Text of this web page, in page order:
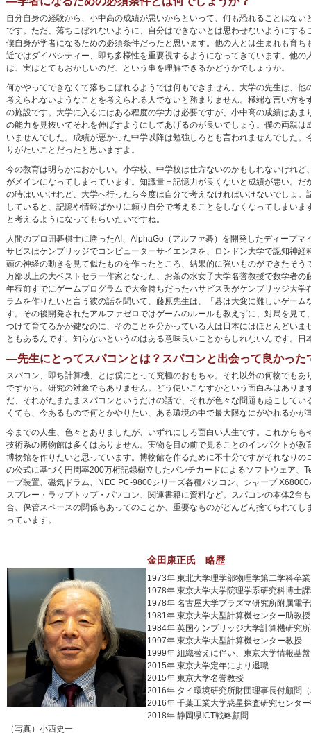
自分自身の経験から、小中高の成績が悪いからといって、何も恐れることはない
です。ただ、落ちこぼれないように、自分はできないとは思わせないようにする
僕自身が学者になるための必須条件だったと思います。他の人とは生まれも育ち
近ではダイバシティー、即ち多様性を重要視するようになってきています。他の
は、実はとてもおかしいのだ、という事を理解できるかどうかでしょうか。
何かやってできなくて落ちこぼれるようでは何もできません。大学の先生は、他
考えられないようなことを考えられる人でないと務まりません。極端な言い方を
の施設です。大学に入るにはある程度の学力は必要ですが、小中高の成績はあま
の能力を見抜いてそれを伸ばすようにしてあげるのが良いでしょう。僕の両親は
いませんでした。成績が悪かった中学以降は勉強しろとも言われませんでした。
りがたいことだったと思いますよ。
今の教育は明らかにおかしい。小学校、中学校は仕方ないのかもしれないけれど
がメインになってしまっています。知識量＝記憶力が良くないと成績が悪い。だ
の時はいいけれど、大学へ行ったら今度は自分で考えなければいけないでしょ。
していると、記憶や情報ばかりに頼り自分で考えることをしなくなってしまいま
と考えるようになってもらいたいですね。
人間のプロ囲碁棋士に勝ったAI、AlphaGo（アルファ碁）を開発したディープマ
サビスはケンブリッジでコンピューターサイエンスを、ロンドン大学で認知神経
頭の神経の動きを見て似たものを作ったところ、結果的に強いものができたそう
万部以上の大ベストセラー作家となった、お茶の水女子大学名誉教授で数学者の
年程前すでにゲームプログラムで大金持ちだったハサビス氏がケンブリッジ大
ラムを作りたいと言う彼の話を聞いて、藤原先生は、「碁は大変に難しいゲー
す。その後開発されたアルファゼロではゲームのルールも教えずに、対局を見
つけて育てるかが鍵なのに、そのことを分かっている人は日本にはほとんどい
ともあるんです。知らないというのはある意味良いことかもしれないんです。
―先生にとってスパコンとは？スパコンと出会って良かっ
スパコン、即ち計算機、とは僕にとって究極のおもちゃ。それ以外の何物でも
ですから。研究の対象でもありません。どう使いこなすかという面白みはあり
だ、それがたまたまスパコンというだけの話で、それが色々な問題も起こして
くても、今あるもので何とかやりたい、ある環境の中で最大限なにがやれるかが
今までの人生、色々とありましたが、いずれにしろ面白い人生です。これから
技術系の博物館は多くはありません。実物を目の前で見ることのインパクトが
博物館を作りたいと思っています。博物館を作るために不十分ですがそれなり
の公式に基づく円周率200万桁記録樹立したパンチカードによるソフトウェア
ープ装置、磁気ドラム、NEC PC-9800シリーズ各種パソコン、シャープ
スプレー・ラップトップ・パソコン、関連書籍に資料など。スパコンの本体2
合、保管スペースの関係もあってのことか、重要なものがどんどん捨てられて
っています。
金田康正氏 略歴
1973年 東北大学理学部物理学第二学科卒業
1978年 東京大学大学院理学系研究科博士
1978年 名古屋大学プラズマ研究所附属電
1981年 東京大学大型計算機センター助教
1984年 英国ケンブリッジ大学計算機研究
1997年 東京大学大型計算機センター教授
1999年 組織替えに伴い、東京大学情報基
2015年 東京大学定年により退職
2015年 東京大学名誉教授
2016年 タイ環境研究所財団理事長付顧問
2016年 千葉工業大学惑星探査研究センタ
2018年 静岡県ICT戦略顧問
（写真）小西史一